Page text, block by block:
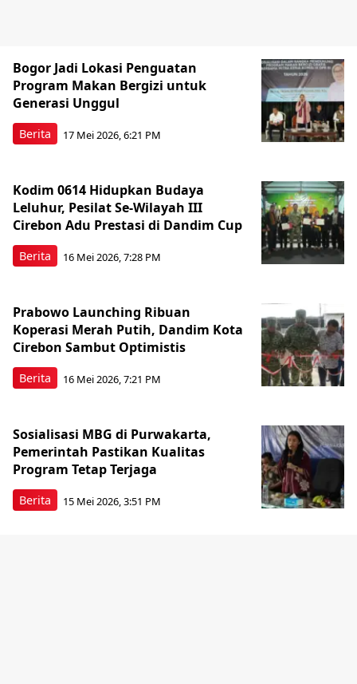
Berita
Bogor Jadi Lokasi Penguatan
Program Makan Bergizi untuk
Generasi Unggul
17 Mei 2026, 6:21 PM
Berita
Kodim 0614 Hidupkan Budaya
Leluhur, Pesilat Se-Wilayah III
Cirebon Adu Prestasi di Dandim Cup
16 Mei 2026, 7:28 PM
Berita
Prabowo Launching Ribuan
Koperasi Merah Putih, Dandim Kota
Cirebon Sambut Optimistis
16 Mei 2026, 7:21 PM
Berita
Sosialisasi MBG di Purwakarta,
Pemerintah Pastikan Kualitas
Program Tetap Terjaga
15 Mei 2026, 3:51 PM